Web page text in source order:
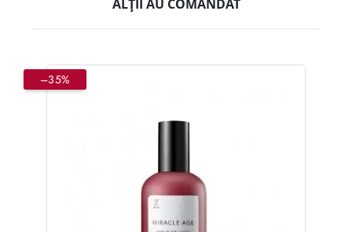
ALȚII AU COMANDAT
–35%